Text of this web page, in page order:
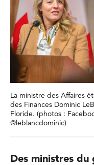
La ministre des Affaires
des Finances Dominic
Floride. (photos :
@leblancdominic)
Des ministres du